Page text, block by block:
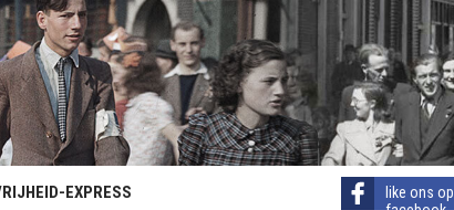
EXPRESS
like ons op